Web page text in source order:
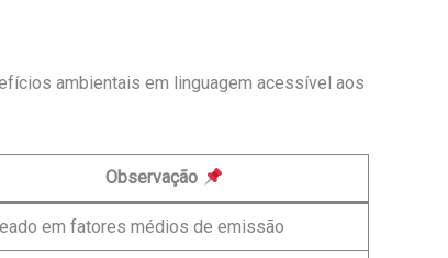
ambientais em linguagem acessível aos
Observação
em fatores médios de emissão